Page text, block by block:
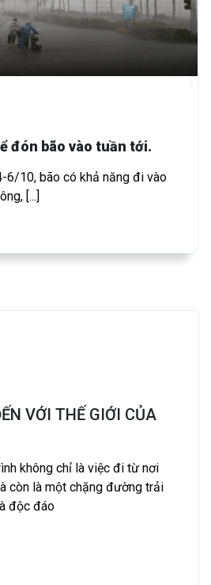
đón bão vào tuần tới.
6/10, bão có khả năng đi vào
[...]
VỚI THẾ GIỚI CỦA
không chỉ là việc đi từ nơi
còn là một chặng đường trải
độc đáo